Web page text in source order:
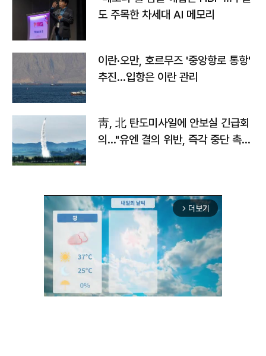
도 주목한 차세대 AI 메모리
이란·오만, 호르무즈 '중앙항로 통항'
추진…입항은 이란 관리
靑, 北 탄도미사일에 안보실 긴급회
의…"유엔 결의 위반, 즉각 중단 촉
arrow_forward_ios 더보기